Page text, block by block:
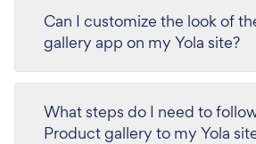
Can I customize the look of
gallery app on my Yola site?
What steps do I need to
Product gallery to my Yola